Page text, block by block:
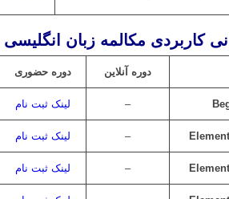
کاربردی مکالمه زبان انگلیسی
دوره آنلاین دوره حضوری
– لینک ثبت نام
– لینک ثبت نام
– لینک ثبت نام